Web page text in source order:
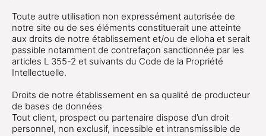
Toute autre utilisation non expressément autorisée de
notre site ou de ses éléments constituerait une atteinte
aux droits de notre établissement et/ou de elloha et serait
passible notamment de contrefaçon sanctionnée par les
articles L 355-2 et suivants du Code de la Propriété
Intellectuelle.
Droits de notre établissement en sa qualité de producteur
de bases de données
Tout client, prospect ou partenaire dispose d’un droit
personnel, non exclusif, incessible et intransmissible de